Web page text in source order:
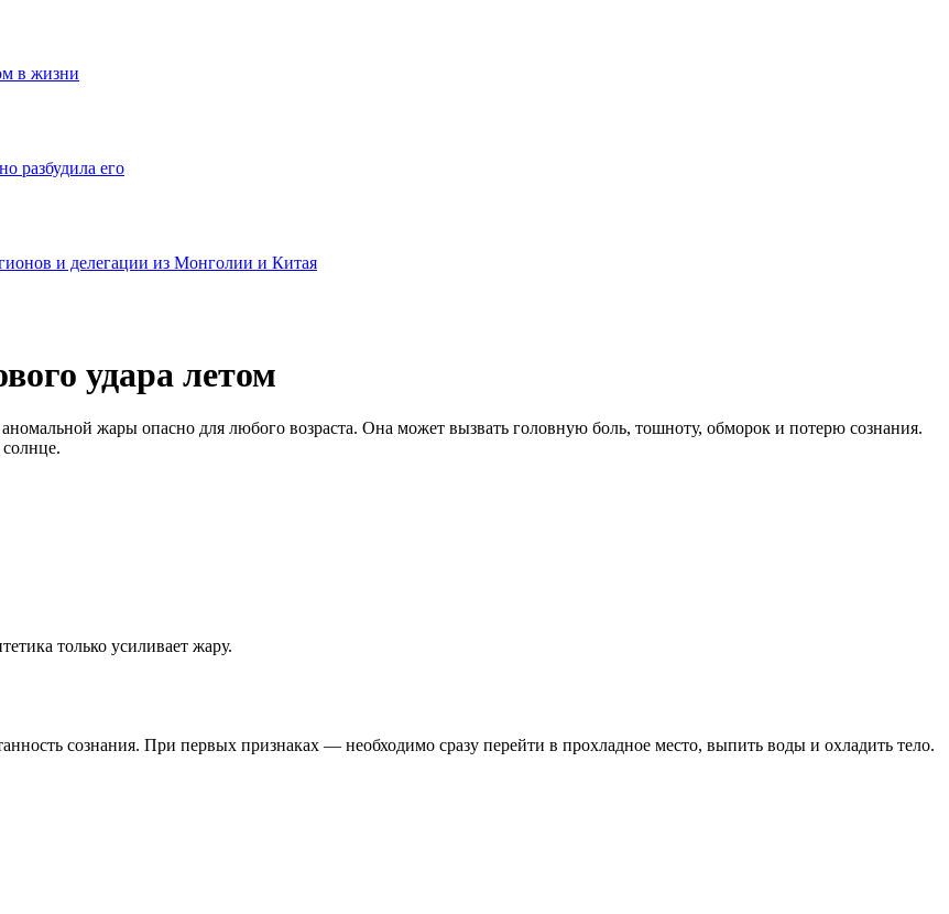
в жизни
разбудила его
и делегации из Монголии и Китая
удара летом
жары опасно для любого возраста. Она может вызвать головную боль, тошноту, обморок и потерю сознания.
только усиливает жару.
сознания. При первых признаках — необходимо сразу перейти в прохладное место, выпить воды и охладить тело.